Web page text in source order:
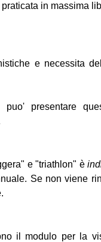
in massima
e necessita del
presentare
e "triathlon" è
Se non viene
il modulo per la